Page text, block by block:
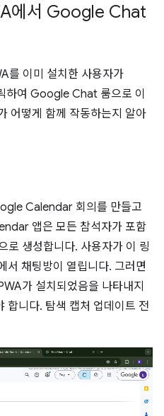
에서 Google Chat
를 이미 설치한 사용자가
여 Google Chat 룸으로 이
어떻게 함께 작동하는지 알아
Calendar 회의를 만들고
앱은 모든 참석자가 포함
생성합니다. 사용자가 이 링
서 채팅방이 열립니다. 그러면
가 설치되었음을 나타내지
합니다. 탐색 캡처 업데이트 전